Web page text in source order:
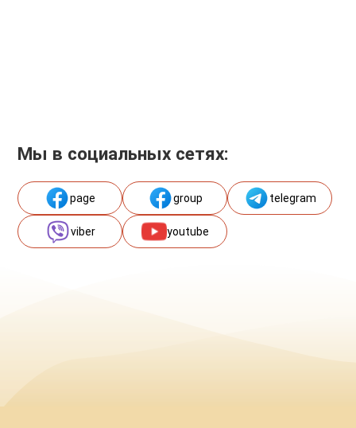
Мы в социальных сетях:
page group telegram
viber youtube